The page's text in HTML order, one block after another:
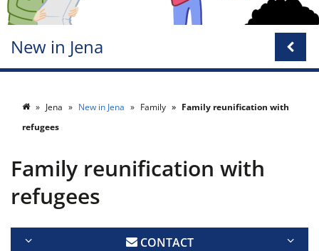
New in Jena
Jena New in Jena Family
Family reunification with
refugees
Family reunification with
refugees
CONTACT